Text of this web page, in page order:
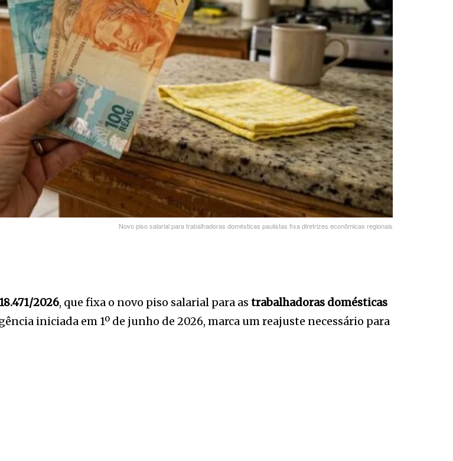
Novo piso salarial para trabalhadoras domésticas paulistas fixa diretrizes econômicas regionais
2026, que fixa o novo piso salarial para as trabalhadoras domésticas
iniciada em 1º de junho de 2026, marca um reajuste necessário para